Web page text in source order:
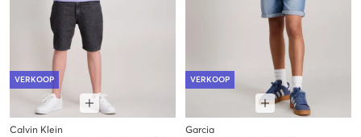
VERKOOP
Calvin Klein
VERKOOP
Garcia